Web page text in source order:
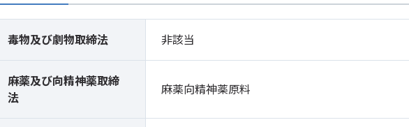
毒物及び劇物取締法 非該当
麻薬及び向精神薬取締
法
麻薬向精神薬原料